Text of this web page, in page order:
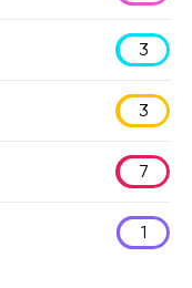
3
3
7
1